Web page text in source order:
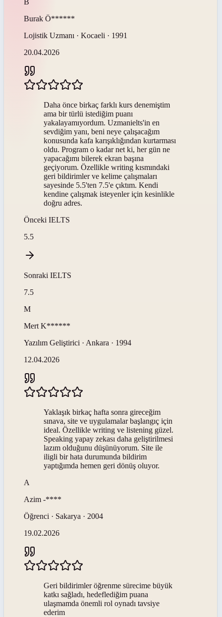
Burak Ö******
Lojistik Uzmanı · Kocaeli · 1991
20.04.2026
Daha önce birkaç farklı kurs denemiştim
ama bir türlü istediğim puanı
yakalayamıyordum. Uzmanielts'in en
sevdiğim yanı, beni neye çalışacağım
konusunda kafa karışıklığından kurtarması
oldu. Program o kadar net ki, her gün ne
yapacağımı bilerek ekran başına
geçiyorum. Özellikle writing kısmındaki
geri bildirimler ve kelime çalışmaları
sayesinde 5.5'ten 7.5'e çıktım. Kendi
kendine çalışmak isteyenler için kesinlikle
doğru adres.
Önceki IELTS
5.5
Sonraki IELTS
7.5
M
Mert K******
Yazılım Geliştirici · Ankara · 1994
12.04.2026
Yaklaşık birkaç hafta sonra gireceğim
sınava, site ve uygulamalar başlangıç için
ideal. Özellikle writing ve listening güzel.
Speaking yapay zekası daha geliştirilmesi
lazım olduğunu düşünüyorum. Site ile
iligli bir hata durumunda bildirim
yaptığımda hemen geri dönüş oluyor.
A
Azim -****
Öğrenci · Sakarya · 2004
19.02.2026
Geri bildirimler öğrenme sürecime büyük
katkı sağladı, hedeflediğim puana
ulaşmamda önemli rol oynadı tavsiye
ederim